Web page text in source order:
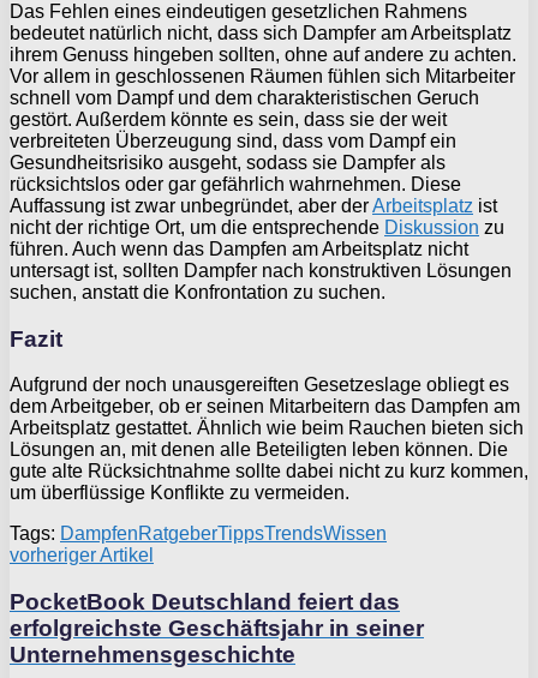
Das Fehlen eines eindeutigen gesetzlichen Rahmens
bedeutet natürlich nicht, dass sich Dampfer am Arbeitsplatz
ihrem Genuss hingeben sollten, ohne auf andere zu achten.
Vor allem in geschlossenen Räumen fühlen sich Mitarbeiter
schnell vom Dampf und dem charakteristischen Geruch
gestört. Außerdem könnte es sein, dass sie der weit
verbreiteten Überzeugung sind, dass vom Dampf ein
Gesundheitsrisiko ausgeht, sodass sie Dampfer als
rücksichtslos oder gar gefährlich wahrnehmen. Diese
Auffassung ist zwar unbegründet, aber derArbeitsplatz ist
nicht der richtige Ort, um die entsprechende Diskussion zu
führen. Auch wenn das Dampfen am Arbeitsplatz nicht
untersagt ist, sollten Dampfer nach konstruktiven Lösungen
suchen, anstatt die Konfrontation zu suchen.
Fazit
Aufgrund der noch unausgereiften Gesetzeslage obliegt es
dem Arbeitgeber, ob er seinen Mitarbeitern das Dampfen am
Arbeitsplatz gestattet. Ähnlich wie beim Rauchen bieten sich
Lösungen an, mit denen alle Beteiligten leben können. Die
gute alte Rücksichtnahme sollte dabei nicht zu kurz kommen,
um überflüssige Konflikte zu vermeiden.
Tags: DampfenRatgeberTippsTrendsWissen
vorheriger Artikel
PocketBook Deutschland feiert das
erfolgreichste Geschäftsjahr in seiner
Unternehmensgeschichte